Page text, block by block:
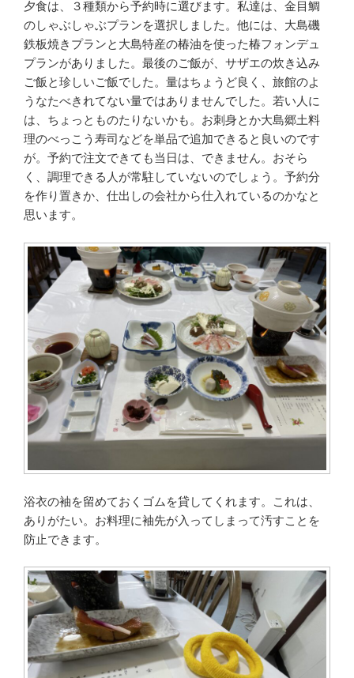
夕食は、３種類から予約時に選びます。私達は、金目鯛
のしゃぶしゃぶプランを選択しました。他には、大島磯
鉄板焼きプランと大島特産の椿油を使った椿フォンデュ
プランがありました。最後のご飯が、サザエの炊き込み
ご飯と珍しいご飯でした。量はちょうど良く、旅館のよ
うなたべきれてない量ではありませんでした。若い人に
は、ちょっとものたりないかも。お刺身とか大島郷土料
理のべっこう寿司などを単品で追加できると良いのです
が。予約で注文できても当日は、できません。おそら
く、調理できる人が常駐していないのでしょう。予約分
を作り置きか、仕出しの会社から仕入れているのかなと
思います。
浴衣の袖を留めておくゴムを貸してくれます。これは、
ありがたい。お料理に袖先が入ってしまって汚すことを
防止できます。